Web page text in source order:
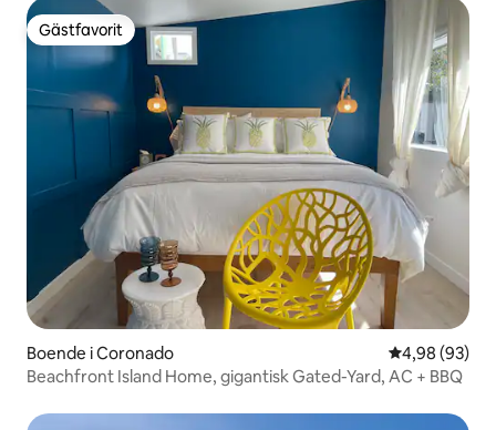
Gästfavorit
Gästfavorit
Boende i Coronado 4,98 av 5 i
4,98 (93)
Beachfront Island Home, gigantisk Gated-Yard, AC + BBQ